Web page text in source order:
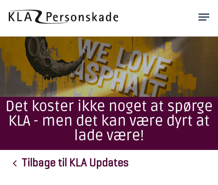
Det koster ikke noget at spørge
KLA - men det kan være dyrt at
lade være!
Tilbage til KLA Updates